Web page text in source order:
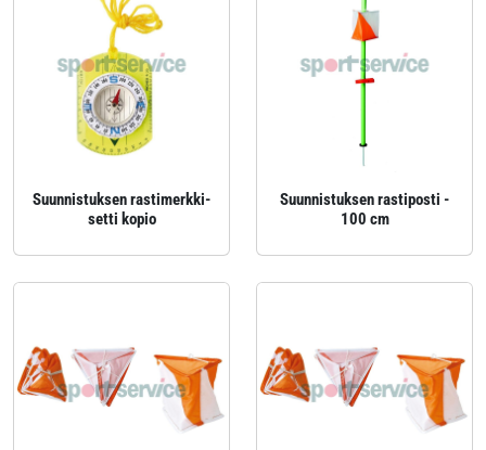
Suunnistuksen rastimerkki-
setti kopio
Suunnistuksen rastiposti -
100 cm